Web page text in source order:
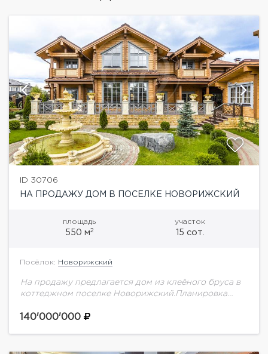
ID 30706
НА ПРОДАЖУ ДОМ В ПОСЕЛКЕ НОВОРИЖСКИЙ
площадь
550 м2
участок
15 сот.
Посёлок: Новорижский
На продажу предлагается дом из клеёного бруса в
коттеджном поселке Новорижский.Планировка
кабинет, терраса, котельная2 этаж: 4 спальни, 2 с/у,
140'000'000